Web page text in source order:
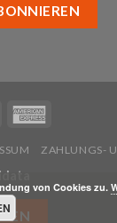
ZAHLUNGS-
von Cookies zu.